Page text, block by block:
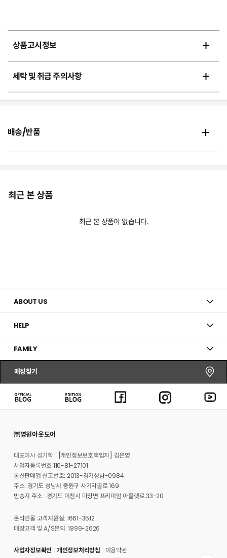
상품고시정보
세탁 및 취급 주의사항
배송/반품
최근 본 상품
최근 본 상품이 없습니다.
ABOUT US
HELP
FAMILY
매장찾기
㈜영원아웃도어
대표이사 성기학
[개인정보보호책임자] 김은영
사업자등록번호 110-81-27101
통신판매업 신고번호: 2013-경기성남-0984
주소: 경기도 성남시 중원구 사기막골로 169
반송지 주소 : 경기도 이천시 마장면 프리미엄 아울렛로 33-20
온라인몰 고객지원실: 1661-3512
매장고객 및 A/S문의: 1899-2626
사업자정보확인 개인정보처리방침 이용약관